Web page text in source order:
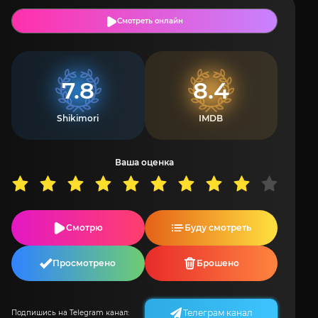
Смотреть онлайн
7.8
Shikimori
8.4
IMDB
Ваша оценка
Смотрю Буду смотреть
Просмотрено Брошено
Подпишись на Telegram канал: Телеграм канал